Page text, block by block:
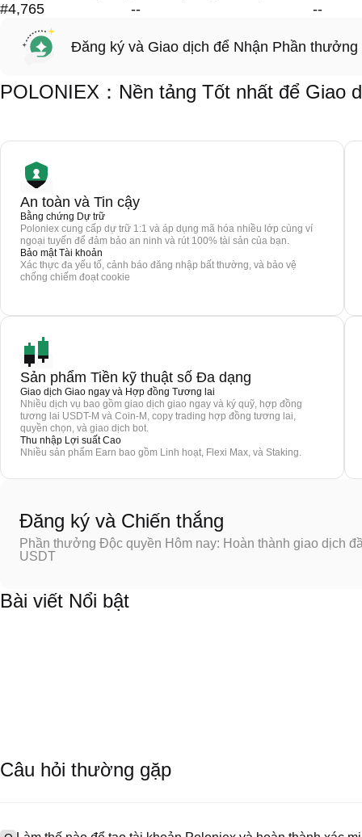
#4,765 -- --
Đăng ký và Giao dịch để Nhận Phần thưởng
POLONIEX：Nền tảng Tốt nhất để Giao
An toàn và Tin cậy
Bằng chứng Dự trữ
Poloniex cung cấp dự trữ 1:1 và áp dụng mã hóa nhiều lớp cùng ví
ngoại tuyến để đảm bảo an ninh và rút 100% tài sản của bạn.
Bảo mật Tài khoản
Xác thực đa yếu tố, cảnh báo đăng nhập bất thường, và bảo vệ
chống chiếm đoạt cookie
Sản phẩm Tiền kỹ thuật số Đa dạng
Giao dịch Giao ngay và Hợp đồng Tương lai
Nhiều dịch vụ bao gồm giao dịch giao ngay và ký quỹ, hợp đồng
tương lai USDT-M và Coin-M, copy trading hợp đồng tương lai,
quyền chọn, và giao dịch bot.
Thu nhập Lợi suất Cao
Nhiều sản phẩm Earn bao gồm Linh hoạt, Flexi Max, và Staking.
Đăng ký và Chiến thắng
Phần thưởng Độc quyền Hôm nay: Hoàn thành giao dịch
USDT
Bài viết Nổi bật
Câu hỏi thường gặp